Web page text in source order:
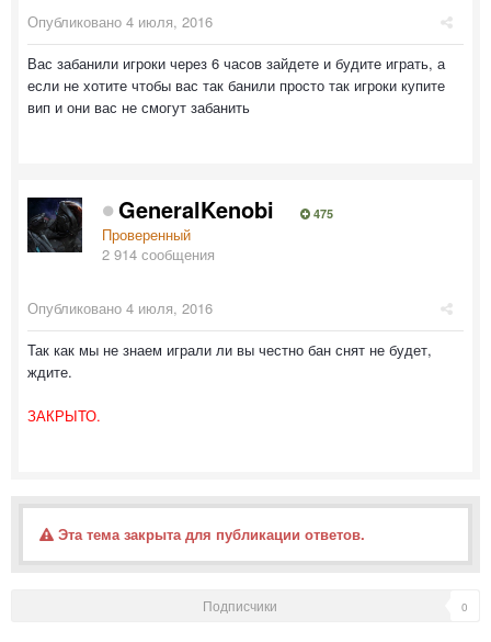
Опубликовано 4 июля, 2016
Вас забанили игроки через 6 часов зайдете и будите играть, а
если не хотите чтобы вас так банили просто так игроки купите
вип и они вас не смогут забанить
GeneralKenobi 475
Проверенный
2 914 сообщения
Опубликовано 4 июля, 2016
Так как мы не знаем играли ли вы честно бан снят не будет,
ждите.
ЗАКРЫТО.
Эта тема закрыта для публикации ответов.
Подписчики 0